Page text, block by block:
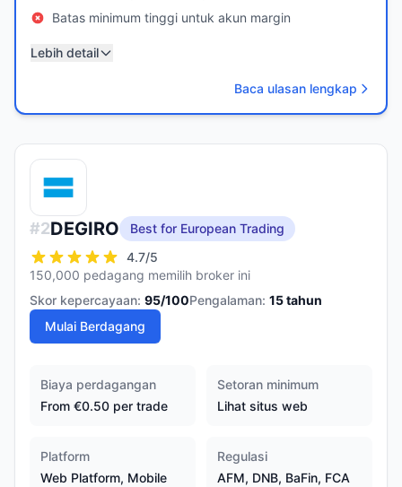
Batas minimum tinggi untuk akun margin
Lebih detail
Baca ulasan lengkap
#2DEGIRO
Best for European Trading
4.7/5
150,000 pedagang memilih broker ini
Skor kepercayaan: 95/100Pengalaman: 15tahun
Mulai Berdagang
Biaya perdagangan
From €0.50 per trade
Setoran minimum
Lihat situs web
Platform
Web Platform, Mobile
Regulasi
AFM, DNB, BaFin, FCA